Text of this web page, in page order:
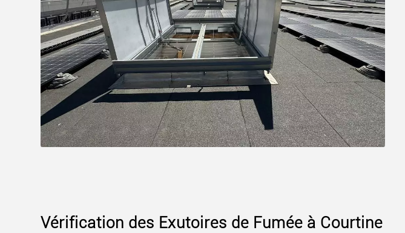
Vérification des Exutoires de Fumée à Courtine